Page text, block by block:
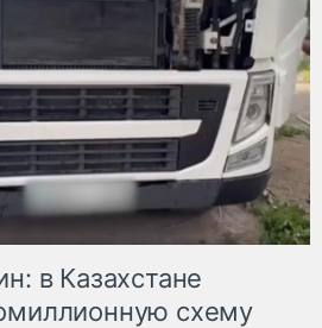
в Казахстане
схему